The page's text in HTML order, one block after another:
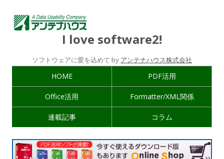
I love software2!
ソフトウェアに愛を込めて by アンテナハウス株式会社
HOME PDF活用
Office活用 Formatter/XML関係
連載記事 コラム